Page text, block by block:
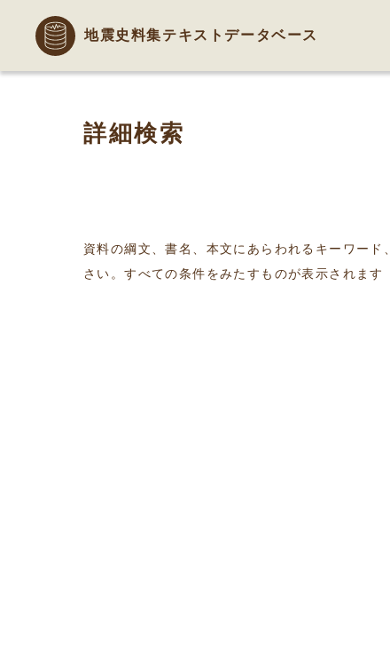
地震史料集テキストデータベース
詳細検索
資料の綱文、書名、本文にあらわれるキーワー
さい。すべての条件をみたすものが表示されます